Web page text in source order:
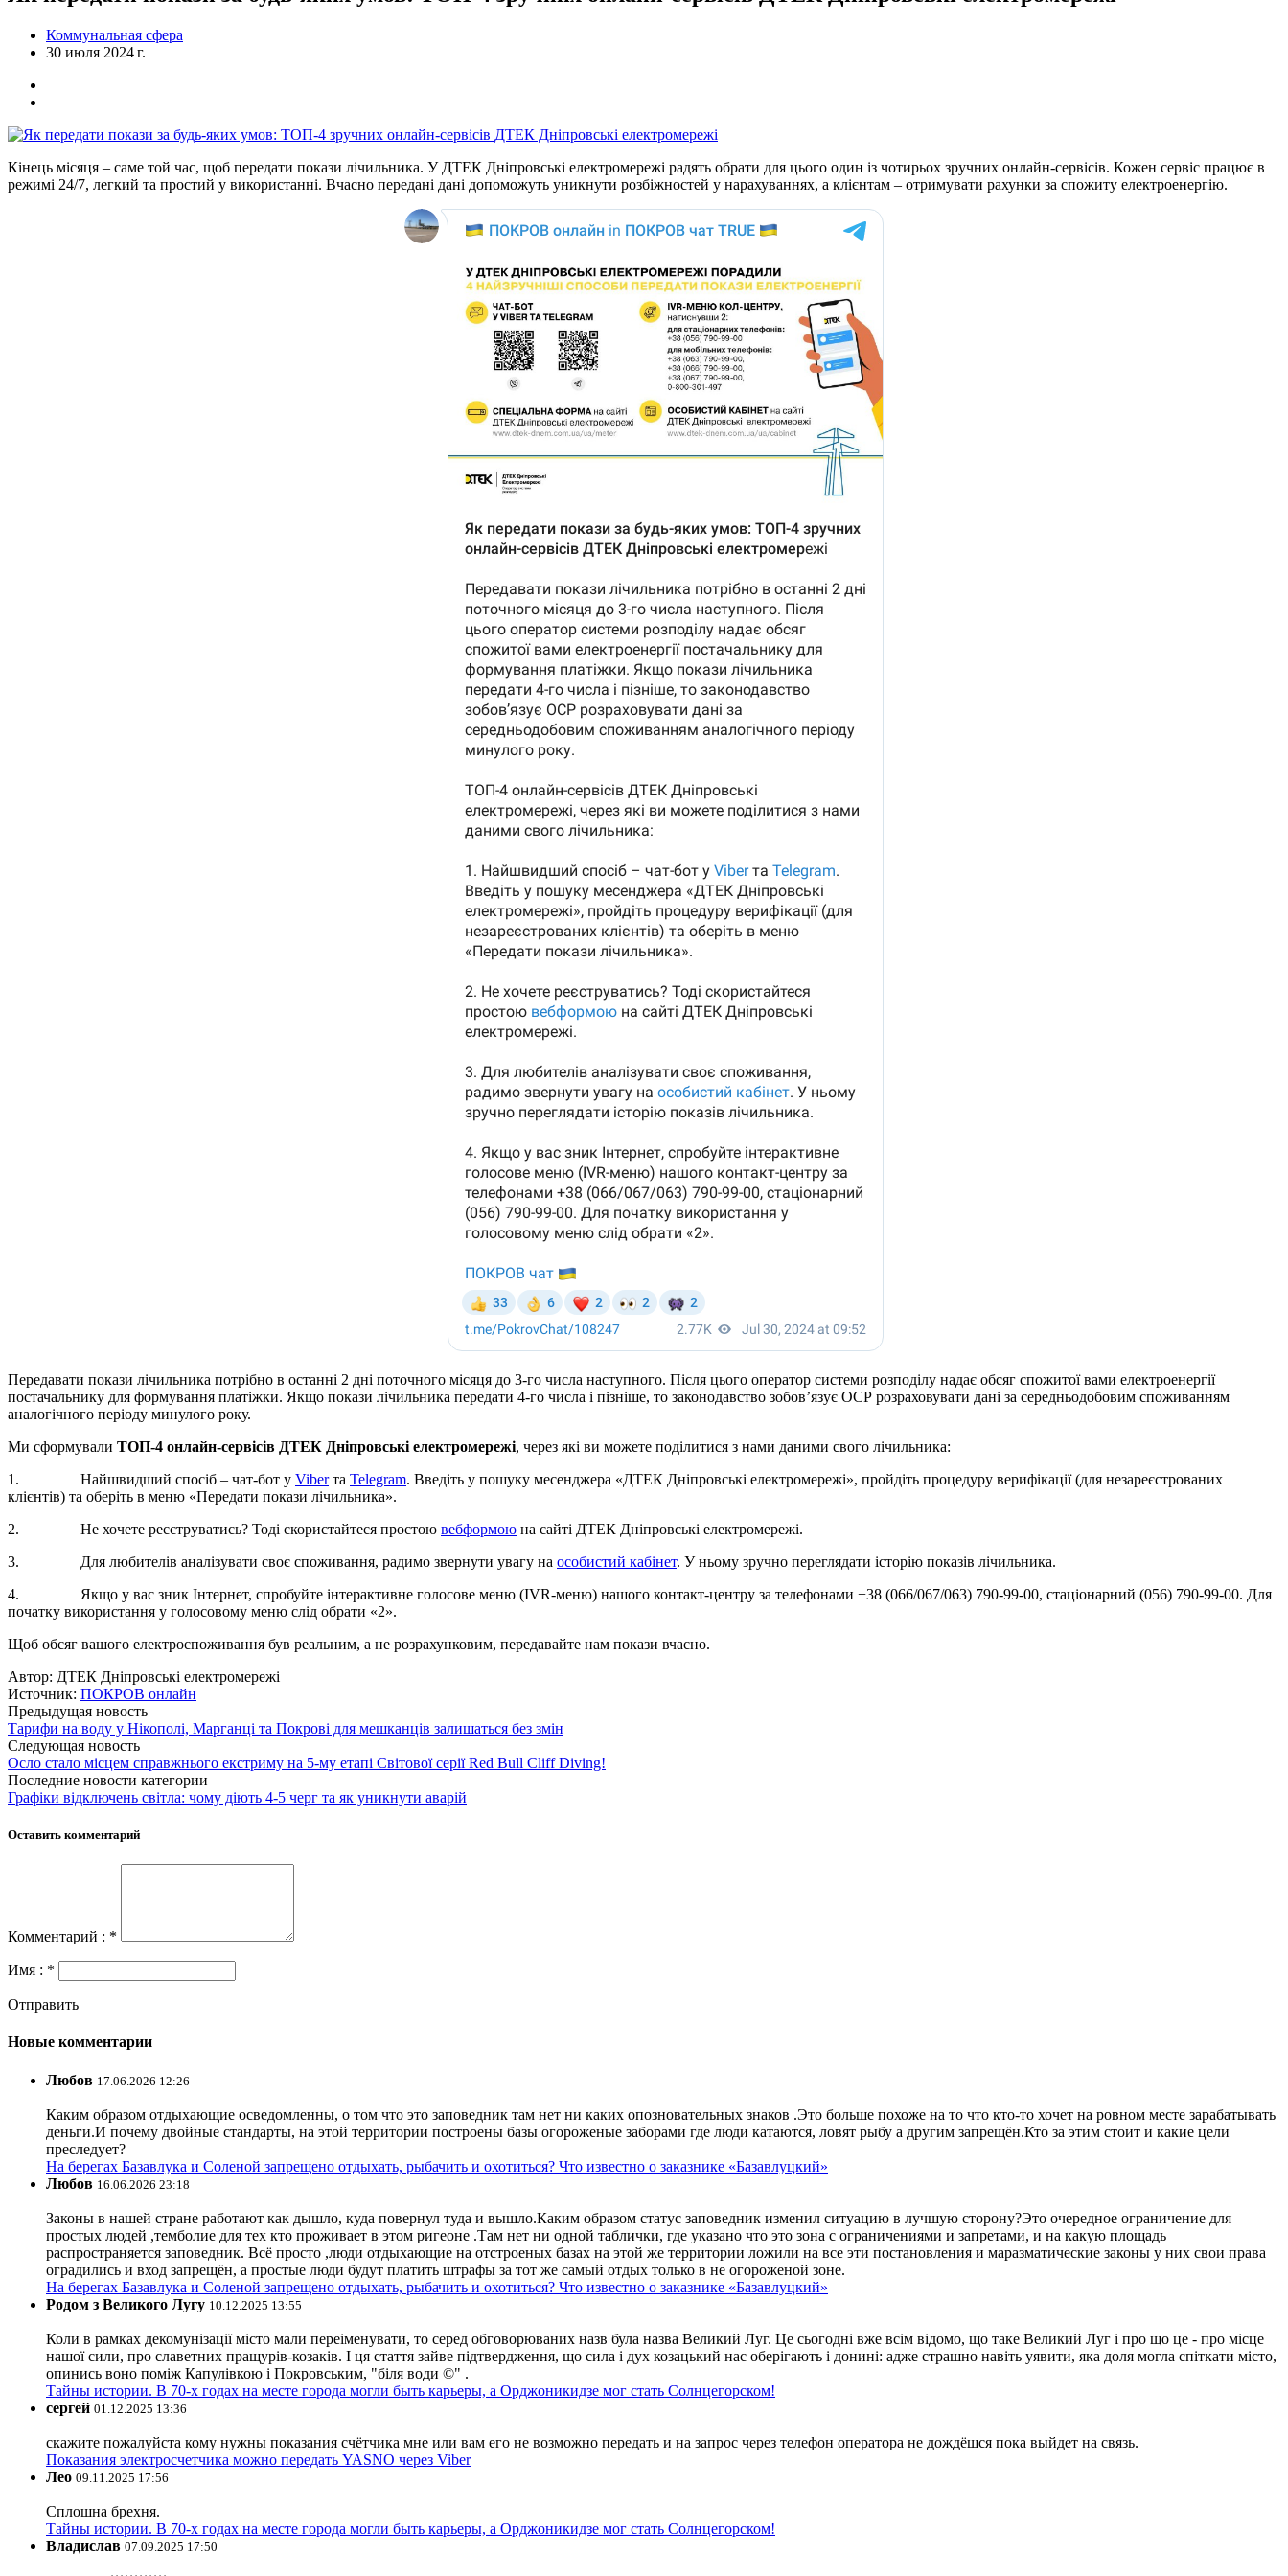
Коммунальная сфера
30 июля 2024 г.
Кінець місяця – саме той час, щоб передати покази лічильника. У ДТЕК Дніпровські електромережі радять обрати для цього один із чотирьох зручних онлайн-сервісів. Кожен сервіс працює в
режимі 24/7, легкий та простий у використанні. Вчасно передані дані допоможуть уникнути розбіжностей у нарахуваннях, а клієнтам – отримувати рахунки за спожиту електроенергію.
Передавати покази лічильника потрібно в останні 2 дні поточного місяця до 3-го числа наступного. Після цього оператор системи розподілу надає обсяг спожитої вами електроенергії
постачальнику для формування платіжки. Якщо покази лічильника передати 4-го числа і пізніше, то законодавство зобов’язує ОСР розраховувати дані за середньодобовим споживанням
аналогічного періоду минулого року.
Ми сформували ТОП-4 онлайн-сервісів ДТЕК Дніпровські електромережі, через які ви можете поділитися з нами даними свого лічильника:
1. Найшвидший спосіб – чат-бот у Viberта Telegram. Введіть у пошуку месенджера «ДТЕК Дніпровські електромережі», пройдіть процедуру верифікації (для незареєстрованих
клієнтів) та оберіть в меню «Передати покази лічильника».
2. Не хочете реєструватись? Тоді скористайтеся простою вебформою на сайті ДТЕК Дніпровські електромережі.
3. Для любителів аналізувати своє споживання, радимо звернути увагу на особистий кабінет. У ньому зручно переглядати історію показів лічильника.
4. Якщо у вас зник Інтернет, спробуйте інтерактивне голосове меню (IVR-меню) нашого контакт-центру за телефонами +38 (066/067/063) 790-99-00, стаціонарний (056) 790-99-00. Для
початку використання у голосовому меню слід обрати «2».
Щоб обсяг вашого електроспоживання був реальним, а не розрахунковим, передавайте нам покази вчасно.
Автор: ДТЕК Дніпровські електромережі
Источник: ПОКРОВ онлайн
Предыдущая новость
Тарифи на воду у Нікополі, Марганці та Покрові для мешканців залишаться без змін
Следующая новость
Осло стало місцем справжнього екстриму на 5-му етапі Світової серії Red Bull Cliff Diving!
Последние новости категории
Графіки відключень світла: чому діють 4-5 черг та як уникнути аварій
Оставить комментарий
Комментарий : *
Имя : *
Отправить
Новые комментарии
Любов 17.06.2026 12:26
Каким образом отдыхающие осведомленны, о том что это заповедник там нет ни каких опозновательных знаков .Это больше похоже на то что кто-то хочет на ровном месте зарабатывать
деньги.И почему двойные стандарты, на этой территории построены базы огороженые заборами где люди катаются, ловят рыбу а другим запрещён.Кто за этим стоит и какие цели
преследует?
На берегах Базавлука и Соленой запрещено отдыхать, рыбачить и охотиться? Что известно о заказнике «Базавлуцкий»
Любов 16.06.2026 23:18
Законы в нашей стране работают как дышло, куда повернул туда и вышло.Каким образом статус заповедник изменил ситуацию в лучшую сторону?Это очередное ограничение для
простых людей ,темболие для тех кто проживает в этом ригеоне .Там нет ни одной таблички, где указано что это зона с ограничениями и запретами, и на какую площадь
распространяется заповедник. Всё просто ,люди отдыхающие на отстроеных базах на этой же территории ложили на все эти постановления и маразматические законы у них свои права
оградились и вход запрещён, а простые люди будут платить штрафы за тот же самый отдых только в не огороженой зоне.
На берегах Базавлука и Соленой запрещено отдыхать, рыбачить и охотиться? Что известно о заказнике «Базавлуцкий»
Родом з Великого Лугу 10.12.2025 13:55
Коли в рамках декомунізації місто мали переіменувати, то серед обговорюваних назв була назва Великий Луг. Це сьогодні вже всім відомо, що таке Великий Луг і про що це - про місце
нашої сили, про славетних пращурів-козаків. І ця стаття зайве підтвердження, що сила і дух козацький нас оберігають і донині: адже страшно навіть уявити, яка доля могла спіткати місто,
опинись воно поміж Капулівкою і Покровським, "біля води ©" .
Тайны истории. В 70-х годах на месте города могли быть карьеры, а Орджоникидзе мог стать Солнцегорском!
сергей 01.12.2025 13:36
скажите пожалуйста кому нужны показания счётчика мне или вам его не возможно передать и на запрос через телефон оператора не дождёшся пока выйдет на связь.
Показания электросчетчика можно передать YASNO через Viber
Лео 09.11.2025 17:56
Сплошна брехня.
Тайны истории. В 70-х годах на месте города могли быть карьеры, а Орджоникидзе мог стать Солнцегорском!
Владислав 07.09.2025 17:50